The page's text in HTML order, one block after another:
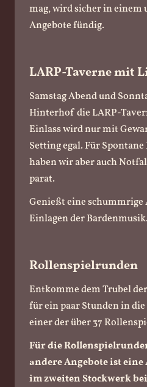
mag, wird sicher in einem
Angebote fündig.
LARP-Taverne mit
Samstag Abend und
Hinterhof die LARP-
Einlass wird nur mit
Setting egal. Für
haben wir aber auch
parat.
Genießt eine
Einlagen der Bardenmusik.
Rollenspielrunden
Entkomme dem Trubel
für ein paar Stunden in
einer der über 37
Für die
andere Angebote ist
im zweiten Stockwerk